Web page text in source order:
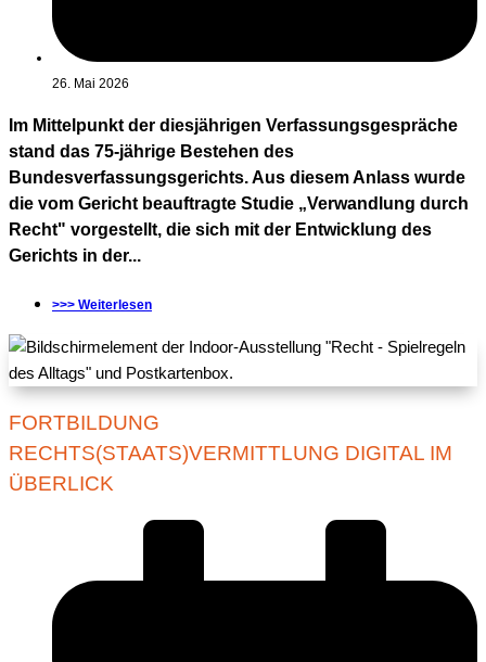
26. Mai 2026
Im Mittelpunkt der diesjährigen Verfassungsgespräche
stand das 75-jährige Bestehen des
Bundesverfassungsgerichts. Aus diesem Anlass wurde
die vom Gericht beauftragte Studie „Verwandlung durch
Recht" vorgestellt, die sich mit der Entwicklung des
Gerichts in der...
>>> Weiterlesen
FORTBILDUNG
RECHTS(STAATS)VERMITTLUNG DIGITAL IM
ÜBERLICK